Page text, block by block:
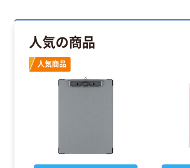
人気の商品
人気商品